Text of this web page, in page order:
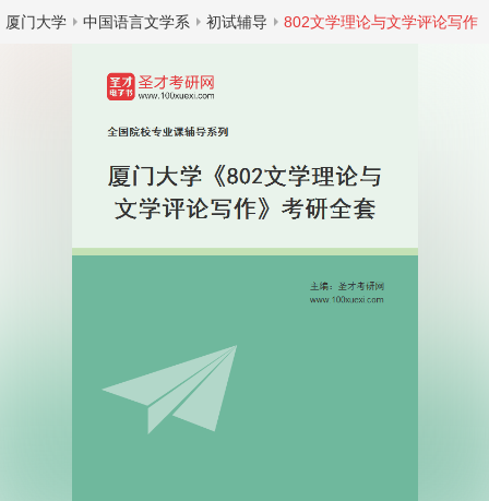
厦门大学 中国语言文学系 初试辅导 802文学理论与文学评论写作